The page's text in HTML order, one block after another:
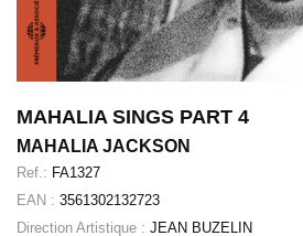
MAHALIA SINGS PART 4
MAHALIA JACKSON
Ref.: FA1327
EAN : 3561302132723
Direction Artistique : JEAN BUZELIN